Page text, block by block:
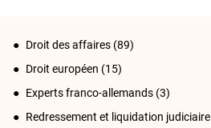
Droit des affaires (89)
Droit européen (15)
Experts franco-allemands (3)
Redressement et liquidation judiciaire